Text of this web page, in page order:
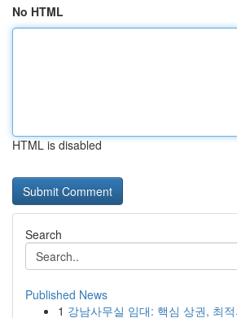
No HTML
HTML is disabled
Search
Published News
1 강남사무실 임대: 핵심 상권, 최